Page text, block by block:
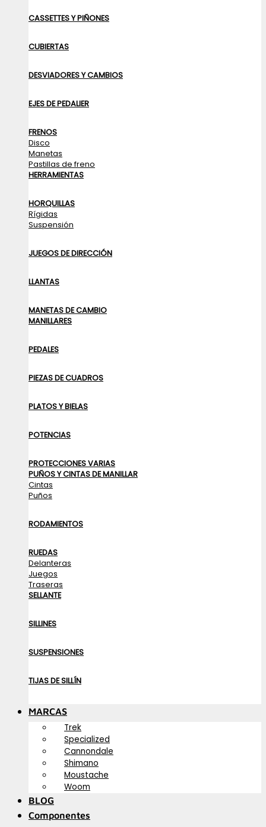
CASSETTES Y PIÑONES
CUBIERTAS
DESVIADORES Y CAMBIOS
EJES DE PEDALIER
FRENOS
Disco
Manetas
Pastillas de freno
HERRAMIENTAS
HORQUILLAS
Rígidas
Suspensión
JUEGOS DE DIRECCIÓN
LLANTAS
MANETAS DE CAMBIO
MANILLARES
PEDALES
PIEZAS DE CUADROS
PLATOS Y BIELAS
POTENCIAS
PROTECCIONES VARIAS
PUÑOS Y CINTAS DE MANILLAR
Cintas
Puños
RODAMIENTOS
RUEDAS
Delanteras
Juegos
Traseras
SELLANTE
SILLINES
SUSPENSIONES
TIJAS DE SILLÍN
MARCAS
Trek
Specialized
Cannondale
Shimano
Moustache
Woom
BLOG
Componentes